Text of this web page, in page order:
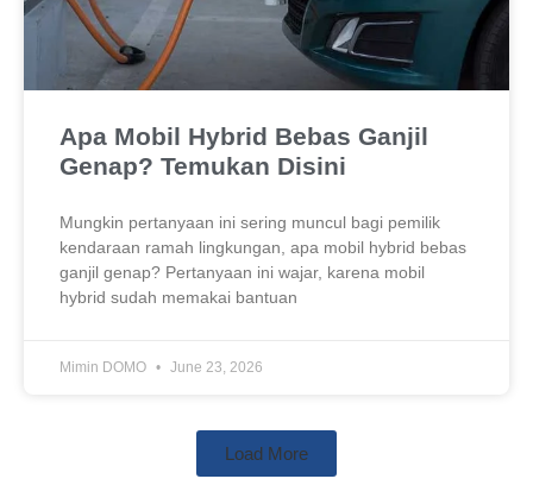
Apa Mobil Hybrid Bebas Ganjil
Genap? Temukan Disini
Mungkin pertanyaan ini sering muncul bagi pemilik
kendaraan ramah lingkungan, apa mobil hybrid bebas
ganjil genap? Pertanyaan ini wajar, karena mobil
hybrid sudah memakai bantuan
Mimin DOMO June 23, 2026
Load More